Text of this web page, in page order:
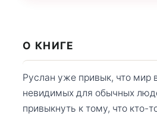
О КНИГЕ
Руслан уже привык, что мир
невидимых для обычных
привыкнуть к тому, что кто-